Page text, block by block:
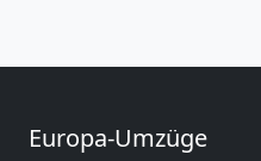
Europa-Umzüge